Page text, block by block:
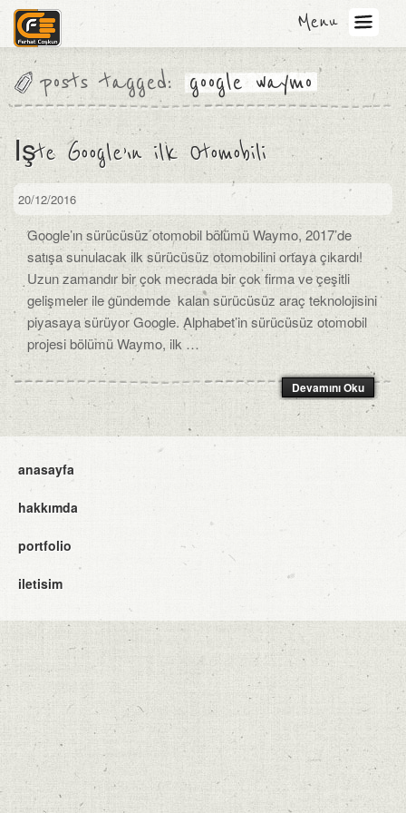
Menu
posts tagged: google waymo
İşte Google’ın ilk Otomobili
20/12/2016
Google’ın sürücüsüz otomobil bölümü Waymo, 2017’de
satışa sunulacak ilk sürücüsüz otomobilini ortaya çıkardı!
Uzun zamandır bir çok mecrada bir çok firma ve çeşitli
gelişmeler ile gündemde kalan sürücüsüz araç teknolojisini
piyasaya sürüyor Google. Alphabet’in sürücüsüz otomobil
projesi bölümü Waymo, ilk …
Devamını Oku
anasayfa
hakkımda
portfolio
iletisim